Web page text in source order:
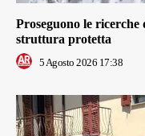
Proseguono le
struttura protetta
5 Agosto 2026 17:38